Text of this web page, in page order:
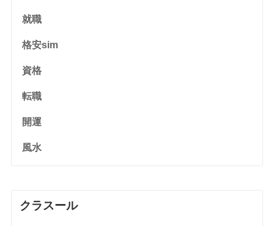
就職
格安sim
資格
転職
開運
風水
クラスール